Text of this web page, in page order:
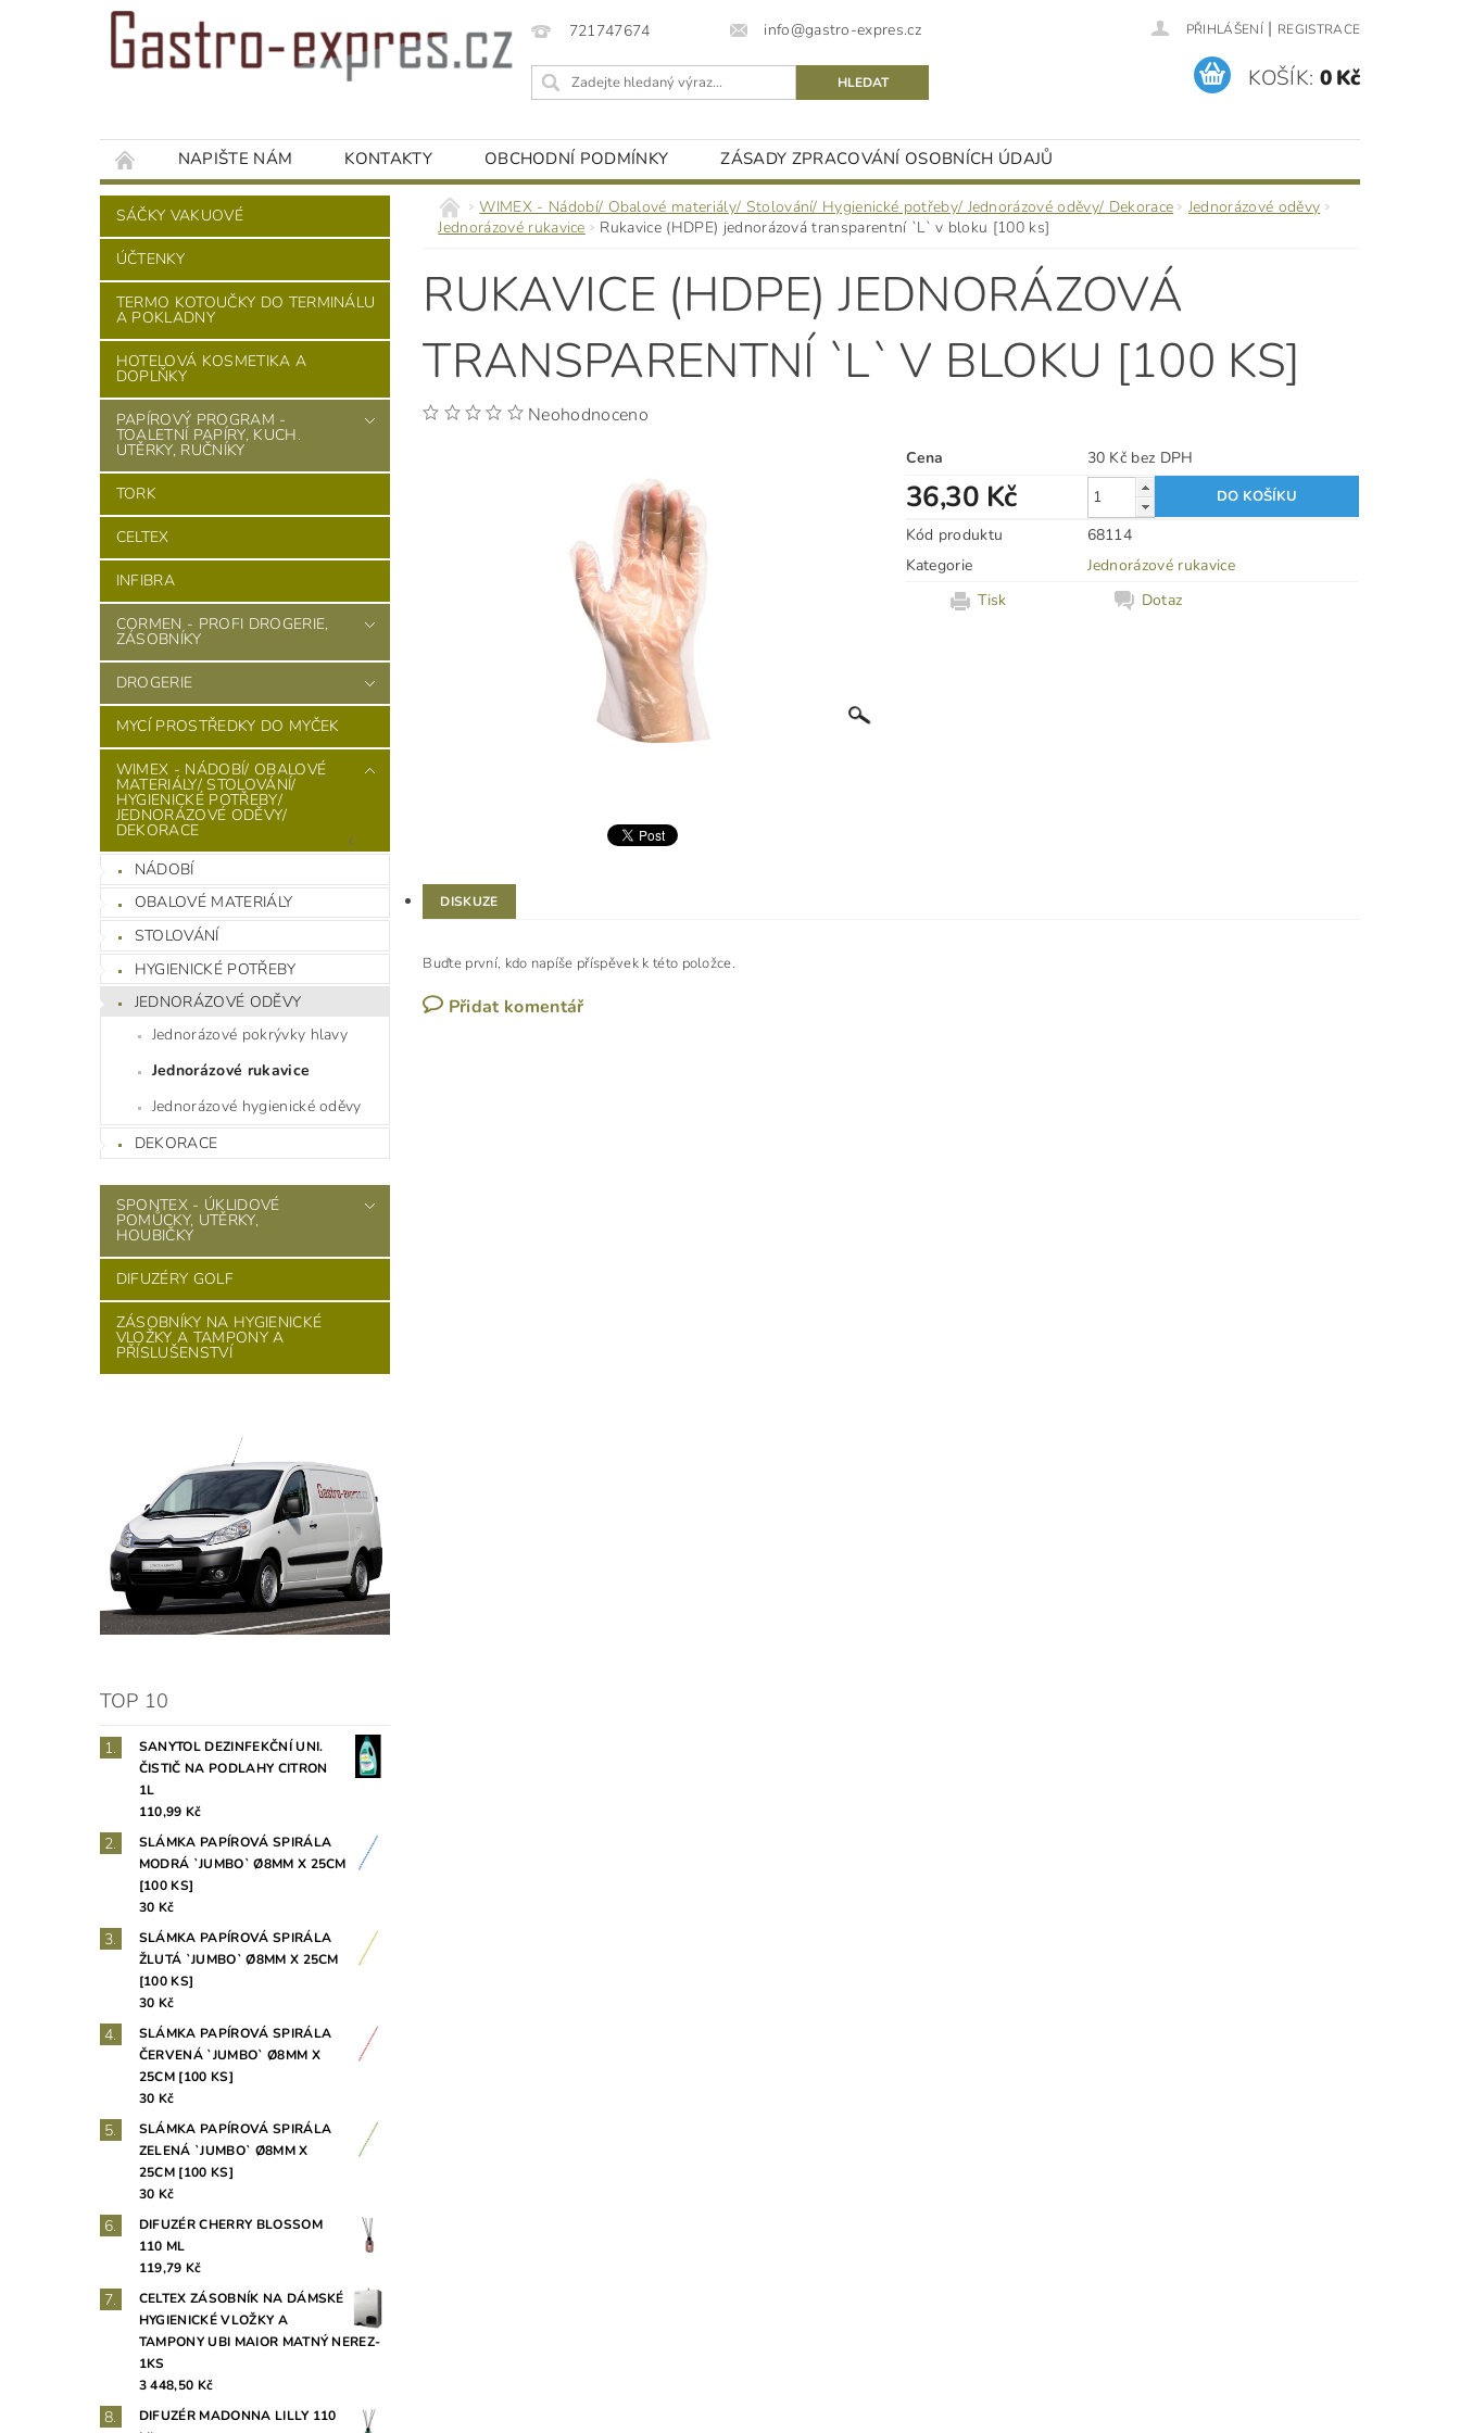
721747674 info@gastro-expres.cz PŘIHLÁŠENÍ | REGISTRACE
KOŠÍK: 0 Kč
NAPIŠTE NÁM KONTAKTY OBCHODNÍ PODMÍNKY ZÁSADY ZPRACOVÁNÍ OSOBNÍCH ÚDAJŮ
SÁČKY VAKUOVÉ
ÚČTENKY
TERMO KOTOUČKY DO TERMINÁLU
A POKLADNY
HOTELOVÁ KOSMETIKA A
DOPLŇKY
PAPÍROVÝ PROGRAM -
TOALETNÍ PAPÍRY, KUCH.
UTĚRKY, RUČNÍKY
TORK
CELTEX
INFIBRA
CORMEN - PROFI DROGERIE,
ZÁSOBNÍKY
DROGERIE
MYCÍ PROSTŘEDKY DO MYČEK
WIMEX - NÁDOBÍ/ OBALOVÉ
MATERIÁLY/ STOLOVÁNÍ/
HYGIENICKÉ POTŘEBY/
JEDNORÁZOVÉ ODĚVY/
DEKORACE
NÁDOBÍ
OBALOVÉ MATERIÁLY
STOLOVÁNÍ
HYGIENICKÉ POTŘEBY
JEDNORÁZOVÉ ODĚVY
Jednorázové pokrývky hlavy
Jednorázové rukavice
Jednorázové hygienické oděvy
DEKORACE
SPONTEX - ÚKLIDOVÉ
POMŮCKY, UTĚRKY,
HOUBIČKY
DIFUZÉRY GOLF
ZÁSOBNÍKY NA HYGIENICKÉ
VLOŽKY A TAMPONY A
PŘÍSLUŠENSTVÍ
TOP 10
SANYTOL DEZINFEKČNÍ UNI.
ČISTIČ NA PODLAHY CITRON
1L
110,99 Kč
SLÁMKA PAPÍROVÁ SPIRÁLA
MODRÁ `JUMBO` Ø8MM X 25CM
[100 KS]
30 Kč
SLÁMKA PAPÍROVÁ SPIRÁLA
ŽLUTÁ `JUMBO` Ø8MM X 25CM
[100 KS]
30 Kč
SLÁMKA PAPÍROVÁ SPIRÁLA
ČERVENÁ `JUMBO` Ø8MM X
25CM [100 KS]
30 Kč
SLÁMKA PAPÍROVÁ SPIRÁLA
ZELENÁ `JUMBO` Ø8MM X
25CM [100 KS]
30 Kč
DIFUZÉR CHERRY BLOSSOM
110 ML
119,79 Kč
CELTEX ZÁSOBNÍK NA DÁMSKÉ
HYGIENICKÉ VLOŽKY A
TAMPONY UBI MAIOR MATNÝ NEREZ-
1KS
3 448,50 Kč
DIFUZÉR MADONNA LILLY 110
WIMEX - Nádobí/ Obalové materiály/ Stolování/ Hygienické potřeby/ Jednorázové oděvy/ Dekorace
Jednorázové oděvy
Jednorázové rukavice
Rukavice (HDPE) jednorázová transparentní `L` v bloku [100 ks]
RUKAVICE (HDPE) JEDNORÁZOVÁ
TRANSPARENTNÍ `L` V BLOKU [100 KS]
Neohodnoceno
Cena 30 Kč bez DPH
36,30 Kč
Kód produktu
68114
Kategorie
Jednorázové rukavice
Tisk
Dotaz
DISKUZE
Buďte první, kdo napíše příspěvek k této položce.
Přidat komentář